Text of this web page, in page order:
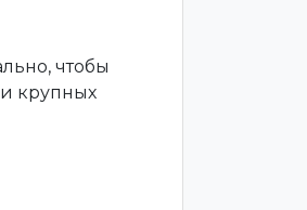
чтобы
крупных